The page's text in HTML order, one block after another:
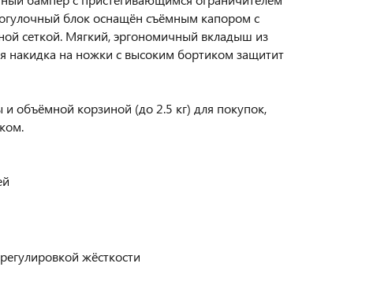
блок оснащён съёмным капором с
сеткой. Мягкий, эргономичный вкладыш из
накидка на ножки с высоким бортиком защитит
объёмной корзиной (до 2.5 кг) для покупок,
жёсткости